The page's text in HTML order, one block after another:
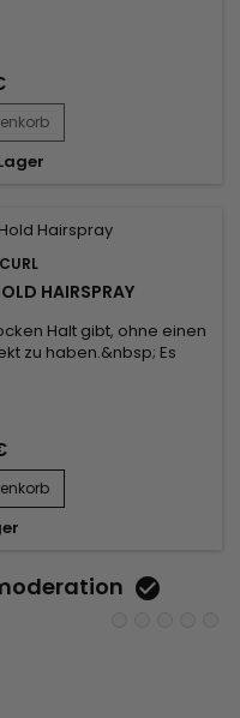
den Glanz und die
einen...
HAIRSPRAY
Halt gibt, ohne einen
zu haben.&nbsp; Es
Hold Hairspray eignet
